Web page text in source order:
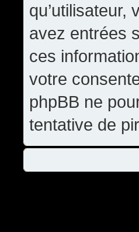
avez entrées
ces
votre
phpBB ne
tentative de